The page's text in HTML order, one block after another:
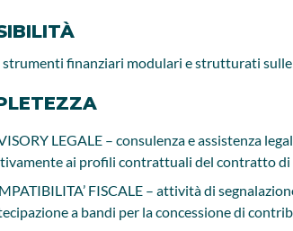
strumenti finanziari modulari e strutturati
LEGALE – consulenza e assistenza
ai profili contrattuali del contratto di
FISCALE – attività di
a bandi per la concessione di